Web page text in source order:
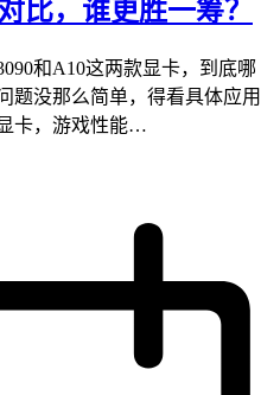
比，谁更胜一筹？
和A10这两款显卡，到底哪
题没那么简单，得看具体应用
卡，游戏性能…